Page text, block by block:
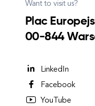
Want to visit us?
Plac
00-844
LinkedIn
Facebook
YouTube